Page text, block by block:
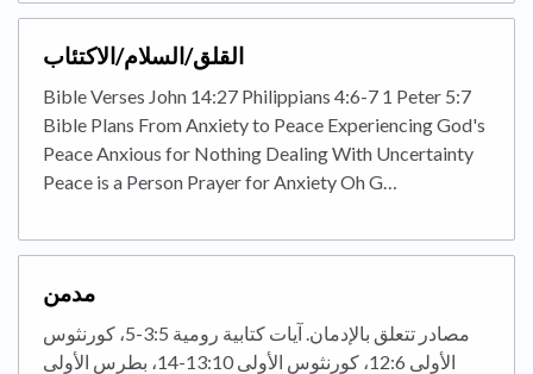
القلق/السلام/الاكتئاب
Bible Verses John 14:27 Philippians 4:6-7 1 Peter 5:7
Bible Plans From Anxiety to Peace Experiencing God's
Peace Anxious for Nothing Dealing With Uncertainty
Peace is a Person Prayer for Anxiety Oh G…
مدمن
مصادر تتعلق بالإدمان. آيات كتابية رومية 3:5-5، كورنثوس
الأولى 12:6، كورنثوس الأولى 13:10-14، بطرس الأولى